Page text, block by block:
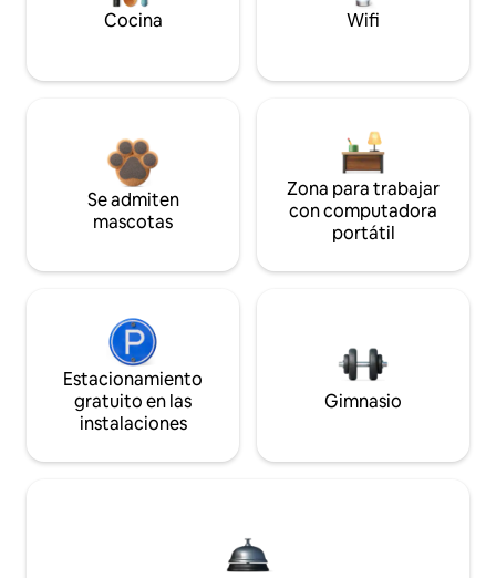
Cocina Wifi
Se admiten
mascotas
Zona para trabajar
con computadora
portátil
Estacionamiento
gratuito en las
instalaciones
Gimnasio